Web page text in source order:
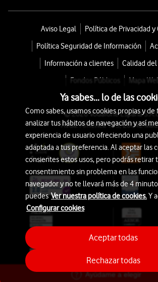
Ayúdame a elegir
Aviso Legal
Política de Privacidad y
Política Seguridad de Información
Información a clientes
Calidad
Fondos Públicos
Mapa Web
© 2026 Vodafone España
Avda. América 115, 28042
Ya sabes... lo de las
Como sabes, usamos cookies propias y
analizar tus hábitos de navegación y así
experiencia de usuario ofreciendo una
adaptada a tus preferencia. Al aceptar las
consientes estos usos, pero podrás retirar
consentimiento sin problema en las
navegador y no te llevará más de 4
puedesVer nuestra política de cookies.Y
Configurar cookies
Rechazar todas
Aceptar todas